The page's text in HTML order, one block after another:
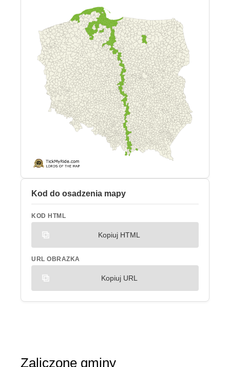
Kod do osadzenia mapy
KOD HTML
Kopiuj HTML
URL OBRAZKA
Kopiuj URL
Zaliczone gminy